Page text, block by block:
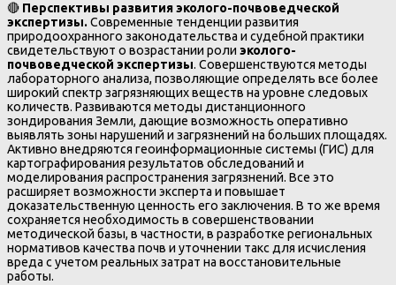
🔴 Перспективы развития эколого-почвоведческой
экспертизы.Современные тенденции развития
природоохранного законодательства и судебной практики
свидетельствуют о возрастании роли эколого-
почвоведческой экспертизы. Совершенствуются методы
лабораторного анализа, позволяющие определять все более
широкий спектр загрязняющих веществ на уровне следовых
количеств. Развиваются методы дистанционного
зондирования Земли, дающие возможность оперативно
выявлять зоны нарушений и загрязнений на больших площадях.
Активно внедряются геоинформационные системы (ГИС) для
картографирования результатов обследований и
моделирования распространения загрязнений. Все это
расширяет возможности эксперта и повышает
доказательственную ценность его заключения. В то же время
сохраняется необходимость в совершенствовании
методической базы, в частности, в разработке региональных
нормативов качества почв и уточнении такс для исчисления
вреда с учетом реальных затрат на восстановительные
работы.